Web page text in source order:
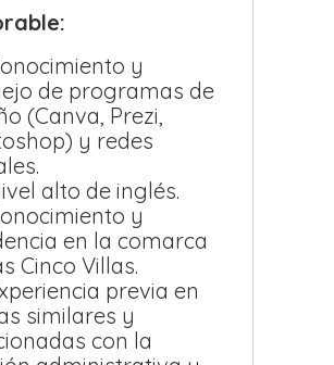
y
de programas de
(Canva, Prezi,
y redes
alto de inglés.
y
en la comarca
Cinco Villas.
previa en
similares y
con la